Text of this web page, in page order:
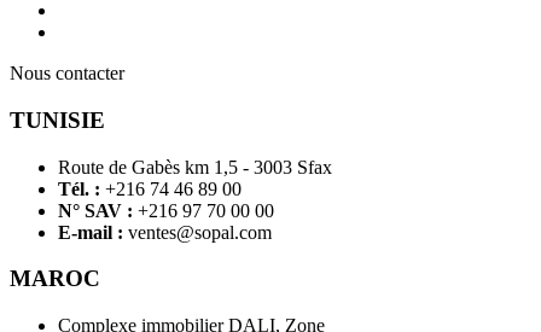
Nous contacter
TUNISIE
Route de Gabès km 1,5 - 3003 Sfax
Tél. : +216 74 46 89 00
N° SAV : +216 97 70 00 00
E-mail : ventes@sopal.com
MAROC
Complexe immobilier DALI, Zone